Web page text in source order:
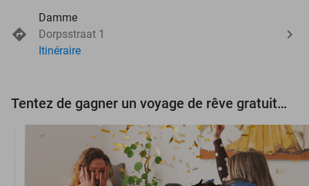
Damme
Dorpsstraat 1
Itinéraire
Tentez de gagner un voyage de rêve gratuit d'une valeur de 3.000 € !